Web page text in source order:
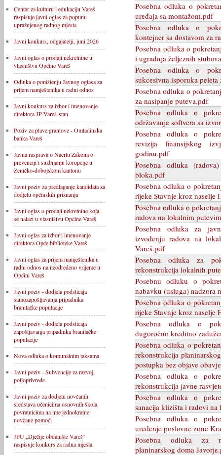
Centar za kulturu i edukaciju Vareš
raspisuje javni oglas za popunu
upražnjenog radnog mjesta
Javni konkurs, odgajatelji, juni 2026
Javni oglas o prodaji nekretnine u
vlasništvu Općine Vareš
Odluka o poništenju Javnog oglasa za
prijem namještenika u radni odnos
Javni konkurs za izbor i imenovanje
direktora JP Vareš-stan
Poziv za plave grantove - Omladinska
banka Vareš
Javna rasprava o Nacrtu Zakona o
prevenciji i suzbijanju korupcije u
Zeničko-dobojskom kantonu
Javni poziv za predlaganje kandidata za
dodjelu općinskih priznanja
Javni oglas o prodaji nekretnine koja
se nalazi u vlasništvu Općine Vareš
Javni oglas za izbor i imenovanje
direktora Opće biblioteke Vareš
Javni oglas za prijem namještenika u
radni odnos na neodređeno vrijeme u
Općini Vareš
Javni poziv - dodjela podsticaja
samozapošljavanja pripadnika
branilačke populacije
Javni poziv - dodjela podsticaja
zapošljavanja pripadnika branilačke
populacije
Nova odluka o komunalnim taksama
Javni poziv - Subvencije za razvoj
poljoprivrede
Javni poziv za dodjelu novčanih
sredstava učenicima osnovnih škola
povratnicima na ime jednokratne
novčane pomoći
JPU „Dječije obdanište Vareš“
raspisuje konkurs za radna mjesta
Posebna odluka o
uređaja sa montažom.pdf
Posebna odluka o
kontejner sa dostavom za
Posebna odluka o
i ugradnja željeznih
Posebna odluka o
sukcesivna isporuka
Posebna odluka o
za nasipanje puteva.pdf
Posebna odluka o
održavanje softvera sa
Posebna odluka o
revizija finansijskog
godinu.pdf
Posebna odluka
bloka.pdf
Posebna odluka o
rijeke Stavnje kroz naselje
Posebna odluka o
radova na lokalnim
Posebna odluka za
izvođenju radova na
Vareš.pdf
Posebna odluka za
rekonstrukcija lokalnih
Posebnu odluku o
nabavku (usluga) nadzora
Posebna odluka o
rijeke Stavnje kroz naselje
Posebna odluka o
dugoročno kreditno
Posebna odluka o
rekonstrukcija
postupka bez objave
Posebna odluka o
rekonstrukcija javne
Posebna odluka o
sanacija klizišta i radovi
Posebna odluka o
uređenje poslovne zone
Posebna odluka za
planinarskog doma